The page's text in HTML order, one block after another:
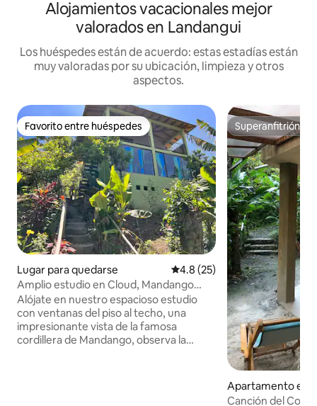
Alojamientos vacacionales mejor
valorados en Landangui
Los huéspedes están de acuerdo: estas estadías están
muy valoradas por su ubicación, limpieza y otros
aspectos.
Favorito entre huéspedes
Favorito entre huéspedes
Lugar para quedarse Calificación promedio: 4.8 de
4.8 (25)
Amplio estudio en Cloud, Mandango
Vista
Alójate en nuestro espacioso estudio
con ventanas del piso al techo, una
impresionante vista de la famosa
cordillera de Mandango, observa la
Superanfitrión
Superanfitrión
Apartamento en
Canción del